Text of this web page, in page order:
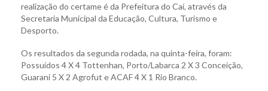
realização do certame é da Prefeitura do Caí, através da
Secretaria Municipal da Educação, Cultura, Turismo e
Desporto.
Os resultados da segunda rodada, na quinta-feira, foram:
Possuídos 4 X 4 Tottenhan, Porto/Labarca 2 X 3 Conceição,
Guarani 5 X 2 Agrofut e ACAF 4 X 1 Rio Branco.